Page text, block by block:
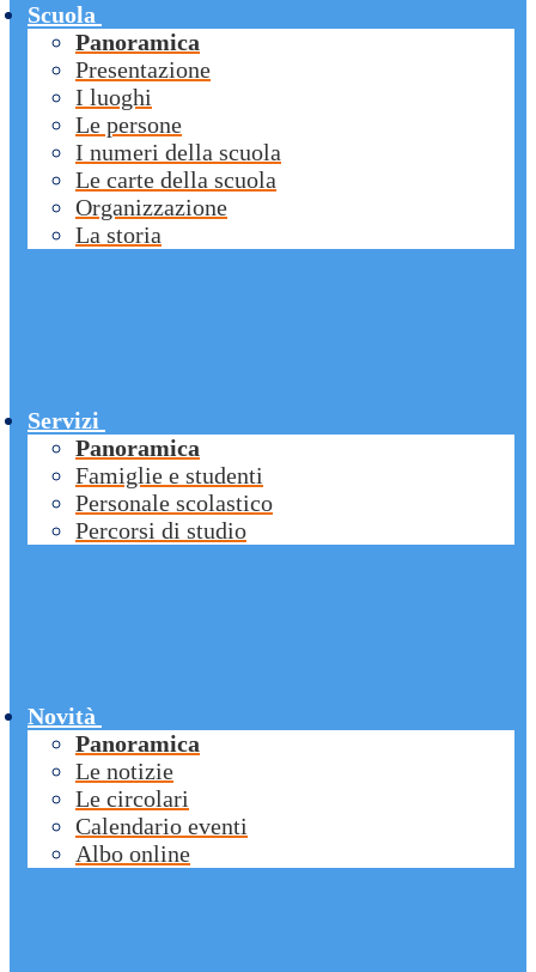
Scuola
Panoramica
Presentazione
I luoghi
Le persone
I numeri della scuola
Le carte della scuola
Organizzazione
La storia
Servizi
Panoramica
Famiglie e studenti
Personale scolastico
Percorsi di studio
Novità
Panoramica
Le notizie
Le circolari
Calendario eventi
Albo online